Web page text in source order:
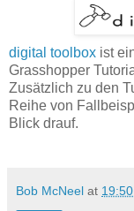
digital toolbox ist
Grasshopper
Zusätzlich zu den
Reihe von
Blick drauf.
Bob McNeel at 19:50